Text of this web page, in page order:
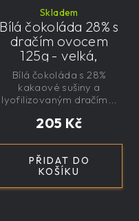
Skladem
Bílá čokoláda 28% s
dračím ovocem
125g - velká,
řemeslná,
exkluzivní, dárková
205 Kč
PŘIDAT DO
KOŠÍKU
Bílá čokoláda s 28%
kakaové sušiny a
lyofilizovaným dračím...